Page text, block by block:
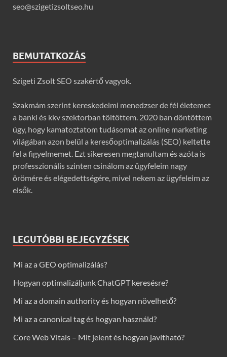
seo@szigetizsoltseo.hu
BEMUTATKOZÁS
Szigeti Zsolt SEO szakértő vagyok.
Szakmám szerint kereskedelmi menedzser de fél életemet
a banki és kkv szektorban töltöttem. 2020 ban döntöttem
úgy, hogy kamatoztatom tudásomat az online marketing
világában azon belül a keresőoptimalizálás (SEO) keltette
fel a figyelmemet. Ezt sikeresen megtanultam és azóta is
professzionális szinten csinálom az ügyfeleim nagy
örömére és elégedettségére, mivel nekem az ügyfeleim az
elsők.
LEGUTÓBBI BEJEGYZÉSEK
Mi az a GEO optimalizálás?
Hogyan optimalizáljunk ChatGPT keresésre?
Mi az a domain authority és hogyan növelhető?
Mi az a canonical tag és hogyan használd?
Core Web Vitals – Mit jelent és hogyan javítható?